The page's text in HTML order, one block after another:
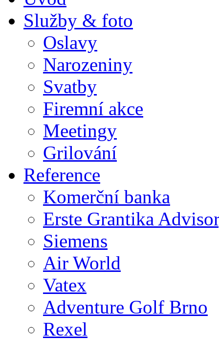
Služby & foto
Oslavy
Narozeniny
Svatby
Firemní akce
Meetingy
Grilování
Reference
Komerční banka
Erste Grantika
Siemens
Air World
Vatex
Adventure Golf Brno
Rexel